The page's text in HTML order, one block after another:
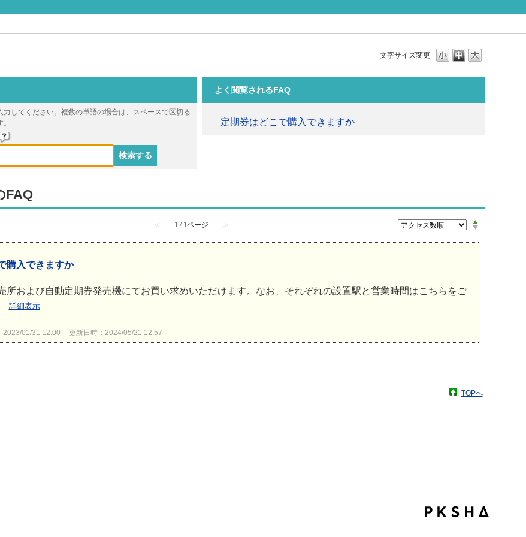
文字サイズ変更
力してください。複数の単語の場合は、スペースで区切る
よく閲覧されるFAQ
定期券はどこで購入できますか
FAQ
≪ 1 / 1ページ ≫
購入できますか
所および自動定期券発売機にてお買い求めいただけます。なお、それぞれの設置駅と営業時間はこちらをご
詳細表示
2023/01/31 12:00 更新日時：2024/05/21 12:57
TOPへ